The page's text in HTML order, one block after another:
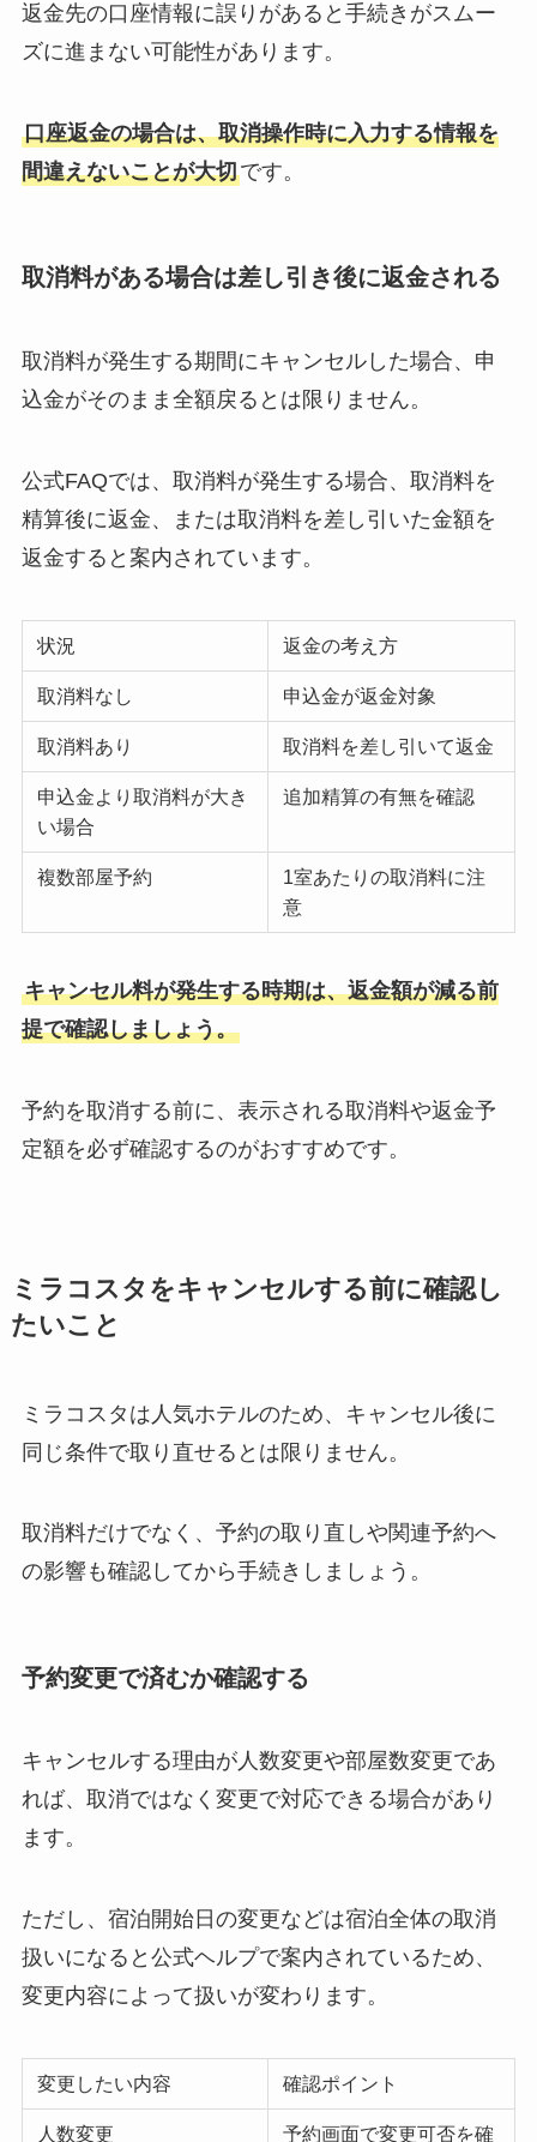
返金先の口座情報に誤りがあると手続きがスムー
ズに進まない可能性があります。
口座返金の場合は、取消操作時に入力する情報を
間違えないことが大切です。
取消料がある場合は差し引き後に返金される
取消料が発生する期間にキャンセルした場合、申
込金がそのまま全額戻るとは限りません。
公式FAQでは、取消料が発生する場合、取消料を
精算後に返金、または取消料を差し引いた金額を
返金すると案内されています。
状況 返金の考え方
取消料なし 申込金が返金対象
取消料あり 取消料を差し引いて返金
申込金より取消料が大き
い場合
追加精算の有無を確認
複数部屋予約
1室あたりの取消料に注
意
キャンセル料が発生する時期は、返金額が減る前
提で確認しましょう。
予約を取消する前に、表示される取消料や返金予
定額を必ず確認するのがおすすめです。
ミラコスタをキャンセルする前に確認し
たいこと
ミラコスタは人気ホテルのため、キャンセル後に
同じ条件で取り直せるとは限りません。
取消料だけでなく、予約の取り直しや関連予約へ
の影響も確認してから手続きしましょう。
予約変更で済むか確認する
キャンセルする理由が人数変更や部屋数変更であ
れば、取消ではなく変更で対応できる場合があり
ます。
ただし、宿泊開始日の変更などは宿泊全体の取消
扱いになると公式ヘルプで案内されているため、
変更内容によって扱いが変わります。
変更したい内容 確認ポイント
人数変更 予約画面で変更可否を確